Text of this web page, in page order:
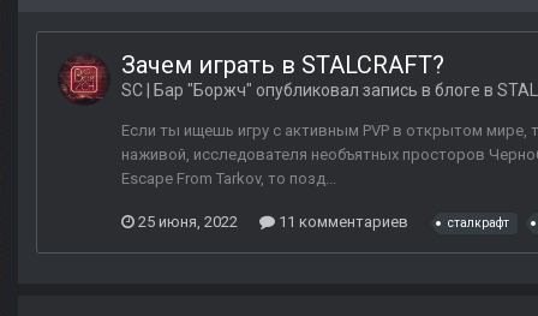
Зачем играть в STALCRAFT?
SC | Бар "Боржч" опубликовал запись в блоге в
Если ты ищешь игру с активным PVP в открытом мире,
наживой, исследователя необъятных просторов
Escape From Tarkov, то позд...
25 июня, 2022 11 комментариев сталкрафт